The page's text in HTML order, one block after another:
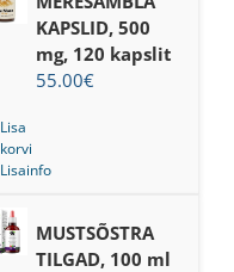
KAPSLID, 500
mg, 120 kapslit
55.00€
Lisa
korvi
Lisainfo
MUSTSÕSTRA
TILGAD, 100 ml